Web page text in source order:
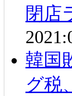
閉店
韓国
グ税